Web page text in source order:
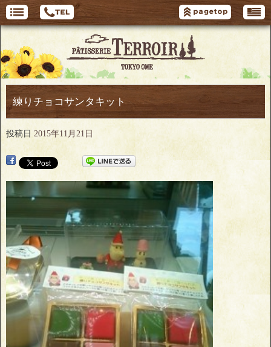
練りチョコサンタキット
投稿日 2015年11月21日